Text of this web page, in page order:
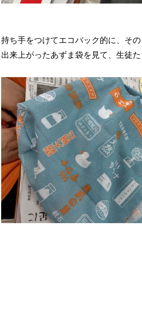
持ち手をつけてエコバック的に、そ
出来上がったあずま袋を見て、生徒た